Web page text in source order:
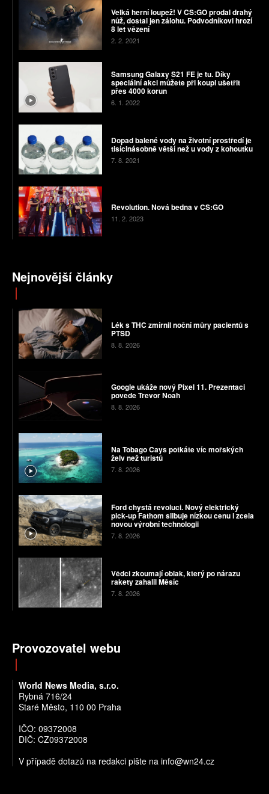
Velká herní loupež! V CS:GO prodal drahý
nůž, dostal jen zálohu. Podvodníkovi hrozí
8 let vězení
2. 2. 2021
Samsung Galaxy S21 FE je tu. Díky
speciální akci můžete při koupi ušetřit
přes 4000 korun
6. 1. 2022
Dopad balené vody na životní prostředí je
tisícinásobně větší než u vody z kohoutku
7. 8. 2021
Revolution. Nová bedna v CS:GO
11. 2. 2023
Nejnovější články
Lék s THC zmírnil noční můry pacientů s
PTSD
8. 8. 2026
Google ukáže nový Pixel 11. Prezentaci
povede Trevor Noah
8. 8. 2026
Na Tobago Cays potkáte víc mořských
želv než turistů
7. 8. 2026
Ford chystá revoluci. Nový elektrický
pick-up Fathom slibuje nízkou cenu i zcela
novou výrobní technologii
7. 8. 2026
Vědci zkoumají oblak, který po nárazu
rakety zahalil Měsíc
7. 8. 2026
Provozovatel webu
World News Media, s.r.o.
Rybná 716/24
Staré Město, 110 00 Praha
IČO: 09372008
DIČ: CZ09372008
V případě dotazů na redakci pište na info@wn24.cz